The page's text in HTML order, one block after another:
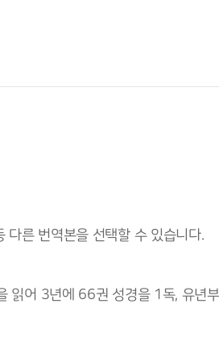
다른 번역본을 선택할 수 있습니다.
읽어 3년에 66권 성경을 1독, 유년